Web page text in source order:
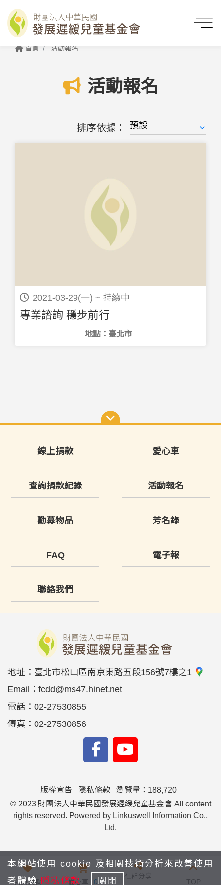
首頁 活動報名
活動報名
排序依據：
2021-03-29(一) ~ 持續中
專業諮詢 穩步前行
地點：臺北市
線上捐款 愛心車
查詢捐款紀錄 活動報名
勸募物品 芳名錄
FAQ 電子報
聯絡我們
地址： 臺北市松山區南京東路五段156號7樓之1
Email： fcdd@ms47.hinet.net
電話： 02-27530855
傳真： 02-27530856
版權宣告 隱私條款
瀏覽量：188,720
© 2023 財團法人中華民國發展遲緩兒童基金會 All content
rights reserved. Powered by Linkuswell Information Co.,
Ltd.
我要捐款 愛心車 0
社群分享
TOP
本網站使用 cookie 及相關技術分析來改善使用
者體驗 隱私條款 關閉